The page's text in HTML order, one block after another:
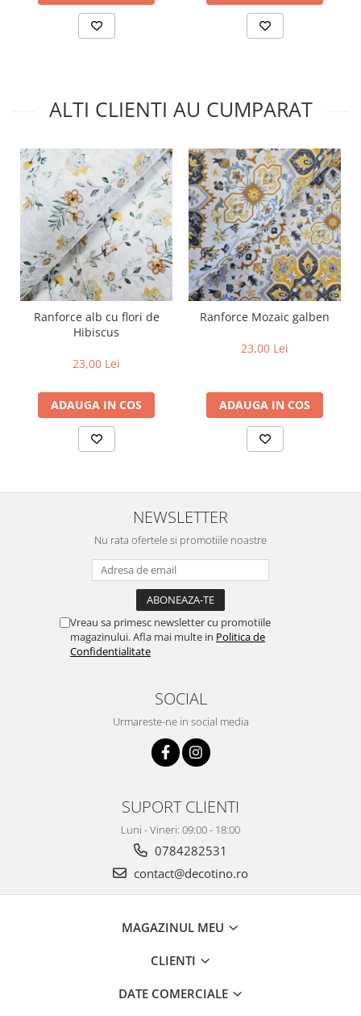
ALTI CLIENTI AU CUMPARAT
Ranforce alb cu flori de
Hibiscus
23,00 Lei
ADAUGA IN COS
Ranforce Mozaic galben
23,00 Lei
ADAUGA IN COS
NEWSLETTER
Nu rata ofertele si promotiile noastre
Vreau sa primesc newsletter cu promotiile
magazinului. Afla mai multe in Politica de
Confidentialitate
SOCIAL
Urmareste-ne in social media
SUPORT CLIENTI
Luni - Vineri: 09:00 - 18:00
0784282531
contact@decotino.ro
MAGAZINUL MEU
CLIENTI
DATE COMERCIALE